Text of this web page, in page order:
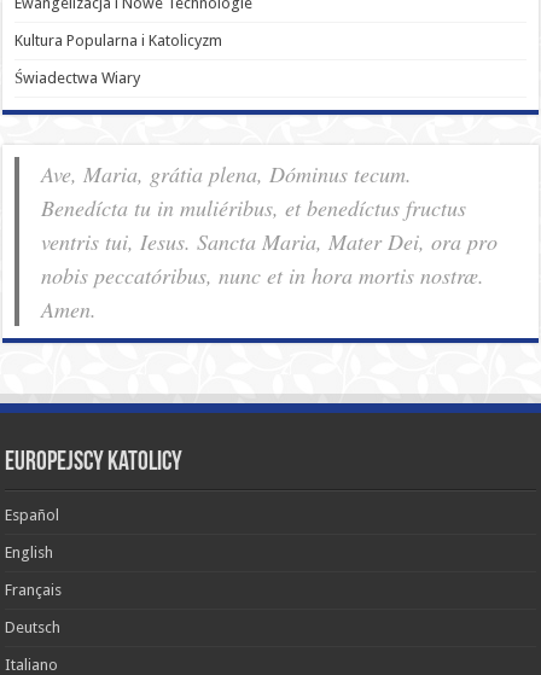
Kultura Popularna i Katolicyzm
Świadectwa Wiary
Ave, Maria, grátia plena, Dóminus tecum.
Benedícta tu in muliéribus, et benedíctus fructus
ventris tui, Iesus. Sancta Maria, Mater Dei, ora pro
nobis pec­ca­tóribus, nunc et in hora mortis nostræ.
Amen.
Europejscy katolicy
Español
English
Français
Deutsch
Italiano